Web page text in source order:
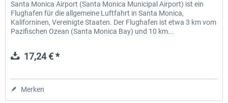
Santa Monica Airport (Santa Monica Municipal Airport) ist ein
Flughafen für die allgemeine Luftfahrt in Santa Monica,
Kaliforninen, Vereinigte Staaten. Der Flughafen ist etwa 3 km vom
Pazifischen Ozean (Santa Monica Bay) und 10 km...
17,24 € *
Merken